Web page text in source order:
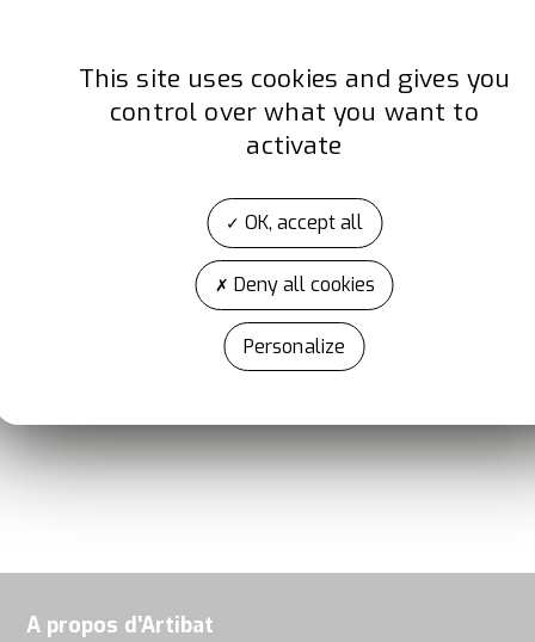
Type d'animation
Jour(s) de l'animation
Vendredi
Heure de l'animation
En savoir plus
A propos d'Artibat
This site uses cookies and gives you
control over what you want to
activate
OK, accept all
Deny all cookies
Personalize